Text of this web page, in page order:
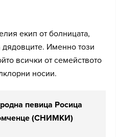
екип от болницата,
дядовците. Именно този
всички от семейството
носии.
певица Росица
(СНИМКИ)